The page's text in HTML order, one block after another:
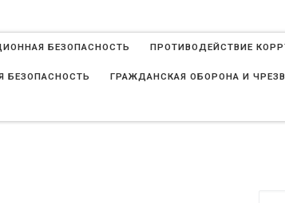
БЕЗОПАСНОСТЬ ПРОТИВОДЕЙСТВИЕ
БЕЗОПАСНОСТЬ ГРАЖДАНСКАЯ ОБОРОНА И